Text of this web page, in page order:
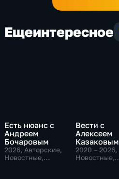
Ещеинтересное
Есть нюанс с
Андреем
Бочаровым
2026, Авторские,
Новостные,
Вести с
Алексеем
Казаковым
2020 – 2026,
Новостные,